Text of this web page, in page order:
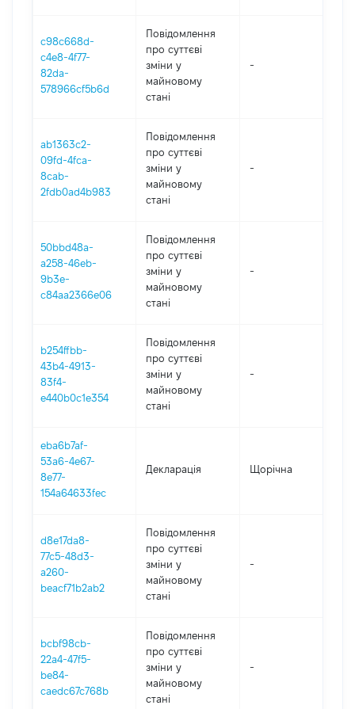
c98c668d-
c4e8-4f77-
82da-
578966cf5b6d
Повідомлення
про суттєві
зміни y
майновому
стані
-
ab1363c2-
09fd-4fca-
8cab-
2fdb0ad4b983
Повідомлення
про суттєві
зміни y
майновому
стані
-
50bbd48a-
a258-46eb-
9b3e-
c84aa2366e06
Повідомлення
про суттєві
зміни y
майновому
стані
-
b254ffbb-
43b4-4913-
83f4-
e440b0c1e354
Повідомлення
про суттєві
зміни y
майновому
стані
-
eba6b7af-
53a6-4e67-
8e77-
154a64633fec
Декларація Щорічна
d8e17da8-
77c5-48d3-
a260-
beacf71b2ab2
Повідомлення
про суттєві
зміни y
майновому
стані
-
bcbf98cb-
22a4-47f5-
be84-
caedc67c768b
Повідомлення
про суттєві
зміни y
майновому
стані
-